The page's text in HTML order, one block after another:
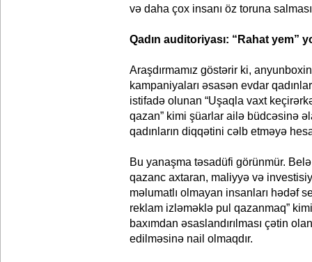
və daha çox insanı öz toruna
Qadın auditoriyası: “Rahat yem”
Araşdırmamız göstərir ki,
kampaniyaları əsasən evdar
istifadə olunan “Uşaqla vaxt
qazan” kimi şüarlar ailə büdcəsinə
qadınların diqqətini cəlb etməyə
Bu yanaşma təsadüfi görünmür.
qazanc axtaran, maliyyə və
məlumatlı olmayan insanları hədəf
reklam izləməklə pul qazanmaq”
baxımdan əsaslandırılması çətin
edilməsinə nail olmaqdır.